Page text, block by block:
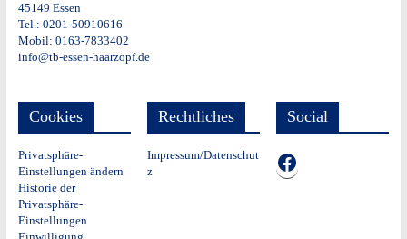
45149 Essen
Tel.: 0201-50910616
Mobil: 0163-7833402
info@tb-essen-haarzopf.de
Cookies
Privatsphäre-
Einstellungen ändern
Historie der
Privatsphäre-
Einstellungen
Rechtliches
Impressum/Datenschut
z
Social
TB auf Facebook